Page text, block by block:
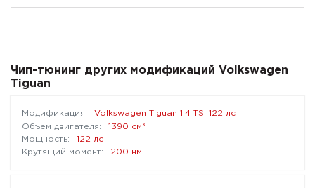
Чип-тюнинг других модификаций Volkswagen
Tiguan
Volkswagen Tiguan 1.4 TSI 122 лс
1390 см³
122 лс
200 нм